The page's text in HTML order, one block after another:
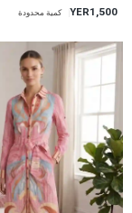
YER1,500 كمية محدودة